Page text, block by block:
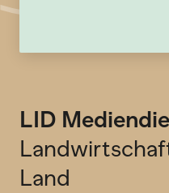
LID
Land